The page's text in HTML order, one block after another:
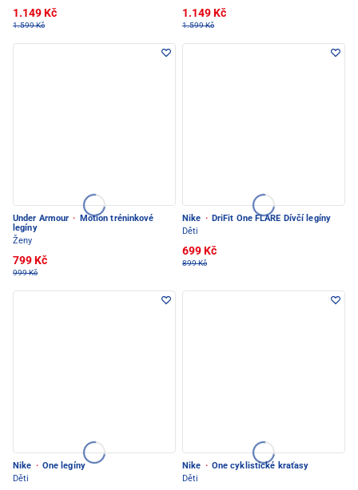
1.149 Kč
1.599 Kč
1.149 Kč
1.599 Kč
Under Armour ·
Motion tréninkové
legíny
Ženy
799 Kč
999 Kč
Nike · DriFit One FLARE Dívčí legíny
Děti
699 Kč
899 Kč
Nike · One legíny
Děti
Nike · One cyklistické kraťasy
Děti